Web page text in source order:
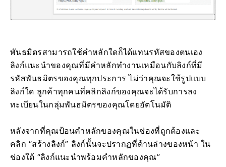
พันธมิตรสามารถใช้คำหลักใดก็ได้แทนรหัสของตนเอง
ลิงก์แนะนำของคุณที่มีคำหลักทำงานเหมือนกับลิงก์ที่มี
รหัสพันธมิตรของคุณทุกประการ ไม่ว่าคุณจะใช้รูปแบบ
ลิงก์ใด ลูกค้าทุกคนที่คลิกลิงก์ของคุณจะได้รับการลง
ทะเบียนในกลุ่มพันธมิตรของคุณโดยอัตโนมัติ
หลังจากที่คุณป้อนคำหลักของคุณในช่องที่ถูกต้องและ
คลิก “สร้างลิงก์” ลิงก์นั้นจะปรากฏที่ด้านล่างของหน้า ใน
ช่องใต้ “ลิงก์แนะนำพร้อมคำหลักของคุณ”